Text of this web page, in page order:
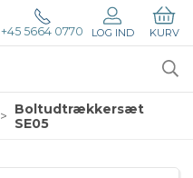
+45 5664 0770 LOG IND KURV
Boltudtrækkersæt
SE05